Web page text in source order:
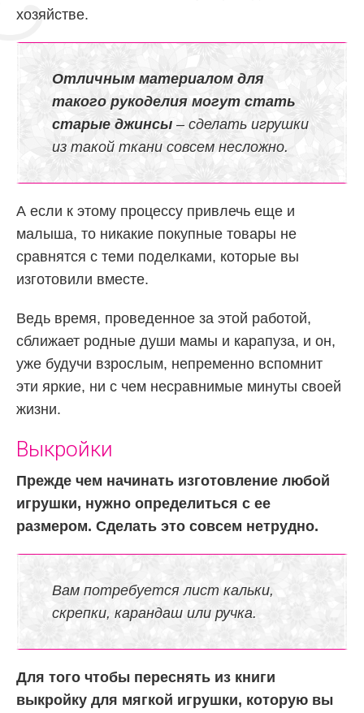
хозяйстве.
Отличным материалом для
такого рукоделия могут стать
старые джинсы – сделать игрушки
из такой ткани совсем несложно.
А если к этому процессу привлечь еще и
малыша, то никакие покупные товары не
сравнятся с теми поделками, которые вы
изготовили вместе.
Ведь время, проведенное за этой работой,
сближает родные души мамы и карапуза, и он,
уже будучи взрослым, непременно вспомнит
эти яркие, ни с чем несравнимые минуты своей
жизни.
Выкройки
Прежде чем начинать изготовление любой
игрушки, нужно определиться с ее
размером. Сделать это совсем нетрудно.
Вам потребуется лист кальки,
скрепки, карандаш или ручка.
Для того чтобы переснять из книги
выкройку для мягкой игрушки, которую вы